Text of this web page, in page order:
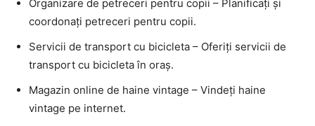
Organizare de petreceri pentru copii – Planificați și
coordonați petreceri pentru copii.
Servicii de transport cu bicicleta – Oferiți servicii de
transport cu bicicleta în oraș.
Magazin online de haine vintage – Vindeți haine
vintage pe internet.